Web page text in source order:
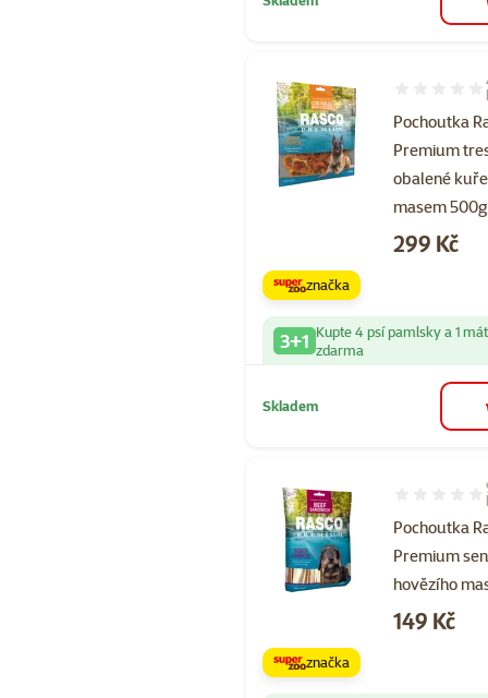
Pochoutka
Premium
obalené
masem 500g
Hodnocení
Cena
299 Kč
značka
3+1 Kupte 4 psí pamlsky a 1
zdarma
Skladem
Pochoutka
Premium
hovězího
Hodnocení
Cena
149 Kč
značka